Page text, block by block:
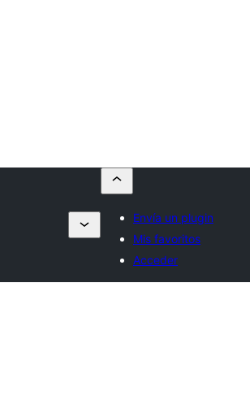
Envía un plugin
Mis favoritos
Acceder